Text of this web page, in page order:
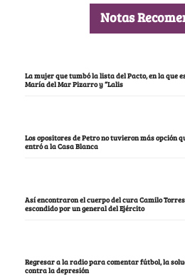
Notas
La mujer que tumbó la lista del Pacto, en la que
María del Mar Pizarro y “Lalis
Los opositores de Petro no tuvieron más opción
entró a la Casa Blanca
Así encontraron el cuerpo del cura Camilo
escondido por un general del Ejército
Regresar a la radio para comentar fútbol, la
contra la depresión